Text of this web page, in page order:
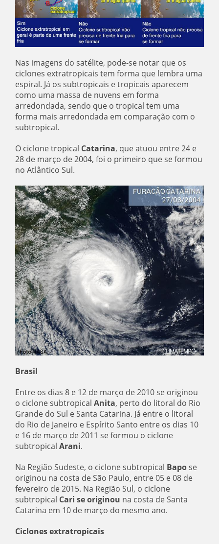
Nas imagens do satélite, pode-se notar que os
ciclones extratropicais tem forma que lembra uma
espiral. Já os subtropicais e tropicais aparecem
como uma massa de nuvens em forma
arredondada, sendo que o tropical tem uma
forma mais arredondada em comparação com o
subtropical.
O ciclone tropical Catarina, que atuou entre 24 e
28 de março de 2004, foi o primeiro que se formou
no Atlântico Sul.
Brasil
Entre os dias 8 e 12 de março de 2010 se originou
o ciclone subtropicalAnita, perto do litoral do Rio
Grande do Sul e Santa Catarina. Já entre o litoral
do Rio de Janeiro e Espírito Santo entre os dias 10
e 16 de março de 2011 se formou o ciclone
subtropicalArani.
Na Região Sudeste, o ciclone subtropical Bapose
originou na costa de São Paulo, entre 05 e 08 de
fevereiro de 2015. Na Região Sul, o ciclone
subtropical Cari se originou na costa de Santa
Catarina em 10 de março do mesmo ano.
Ciclones extratropicais